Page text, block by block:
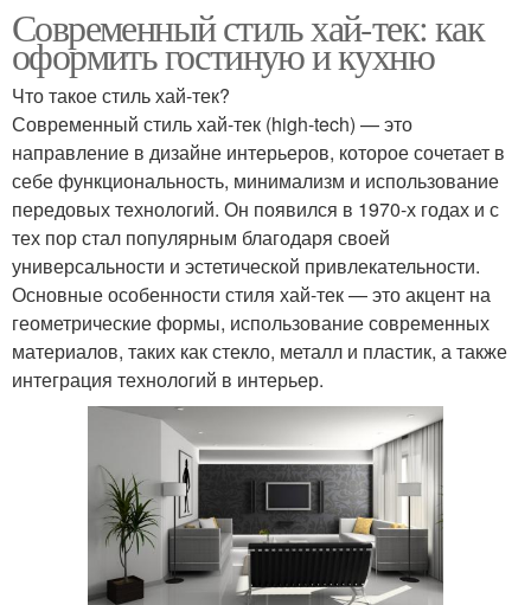
Современный стиль хай-тек: как
оформить гостиную и кухню
Что такое стиль хай-тек?
Современный стиль хай-тек (high-tech) — это
направление в дизайне интерьеров, которое сочетает в
себе функциональность, минимализм и использование
передовых технологий. Он появился в 1970-х годах и с
тех пор стал популярным благодаря своей
универсальности и эстетической привлекательности.
Основные особенности стиля хай-тек — это акцент на
геометрические формы, использование современных
материалов, таких как стекло, металл и пластик, а также
интеграция технологий в интерьер.